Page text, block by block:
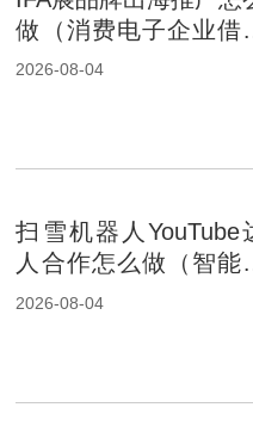
做（消费电子企业借
展会出海）
2026-08-04
扫雪机器人YouTube
人合作怎么做（智能
居品牌出海策略）
2026-08-04